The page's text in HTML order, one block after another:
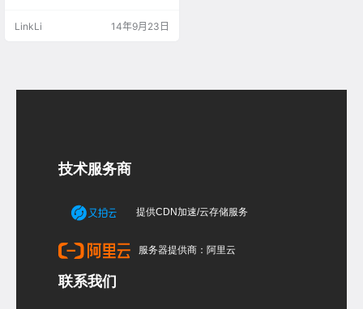
mypoco/myphoto/20140923/15/5
LinkLi 14年9月23日
技术服务商
提供CDN加速/云存储服务
服务器提供商：阿里云
联系我们